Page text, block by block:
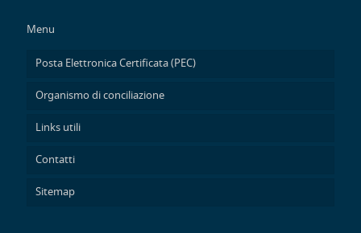
Menu
Posta Elettronica Certificata (PEC)
Organismo di conciliazione
Links utili
Contatti
Sitemap